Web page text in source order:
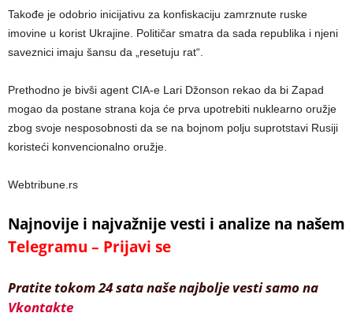
Takođe je odobrio inicijativu za konfiskaciju zamrznute ruske
imovine u korist Ukrajine. Političar smatra da sada republika i njeni
saveznici imaju šansu da „resetuju rat“.
Prethodno je bivši agent CIA-e Lari Džonson rekao da bi Zapad
mogao da postane strana koja će prva upotrebiti nuklearno oružje
zbog svoje nesposobnosti da se na bojnom polju suprotstavi Rusiji
koristeći konvencionalno oružje.
Webtribune.rs
Najnovije i najvažnije vesti i analize na našem
Telegramu – Prijavi se
Pratite tokom 24 sata naše najbolje vesti samo na
Vkontakte